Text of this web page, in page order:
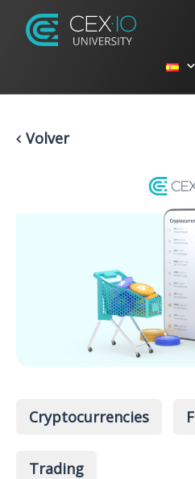
Volver
Cryptocurrencies
Trading